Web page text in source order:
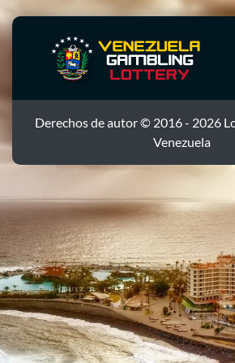
Derechos de autor © 2016 - 2026
Venezuela